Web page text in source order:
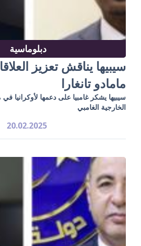
دبلوماسية
سيبيها يناقش تعزيز
مامادو تانغارا
سيبيها يشكر غامبيا على دعمها لأوكرانيا في
الخارجية الغامبي
20.02.2025